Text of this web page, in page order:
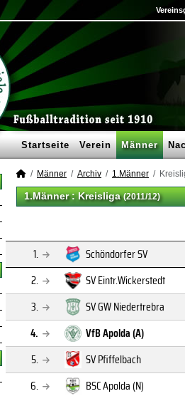
Startseite Verein Männer
Männer Archiv 1.Männer
1.Männer :Kreisliga (2011/12)
1.
Schöndorfer SV
2.
SV Eintr.Wickerstedt
3.
SV GW Niedertrebra
4.
VfB Apolda (A)
5.
SV Pfiffelbach
6.
BSC Apolda (N)